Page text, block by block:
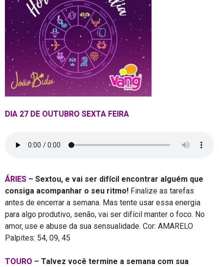
DIA 27 DE OUTUBRO SEXTA FEIRA
ÁRIES – Sextou, e vai ser difícil encontrar alguém que
consiga acompanhar o seu ritmo! Finalize as tarefas
antes de encerrar a semana. Mas tente usar essa energia
para algo produtivo, senão, vai ser difícil manter o foco. No
amor, use e abuse da sua sensualidade. Cor: AMARELO
Palpites: 54, 09, 45
TOURO – Talvez você termine a semana com sua